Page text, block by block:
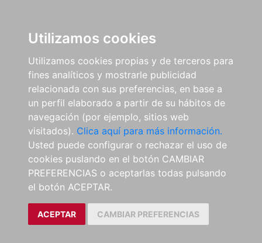
Utilizamos cookies
Utilizamos cookies propias y de terceros para
fines analíticos y mostrarle publicidad
relacionada con sus preferencias, en base a
un perfil elaborado a partir de su hábitos de
navegación (por ejemplo, sitios web
visitados). Clica aquí para más información.
Usted puede configurar o rechazar el uso de
cookies puslando en el botón CAMBIAR
PREFERENCIAS o aceptarlas todas pulsando
el botón ACEPTAR.
ACEPTAR CAMBIAR PREFERENCIAS